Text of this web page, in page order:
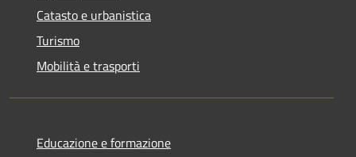
Catasto e urbanistica
Turismo
Mobilità e trasporti
Educazione e formazione